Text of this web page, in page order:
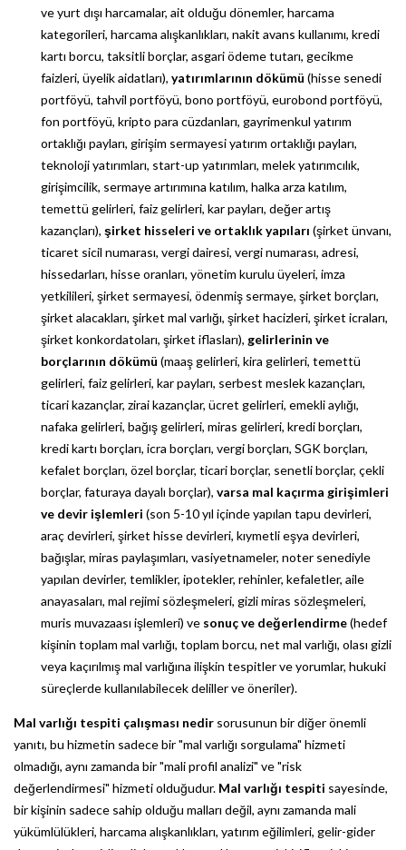
ve yurt dışı harcamalar, ait olduğu dönemler, harcama
kategorileri, harcama alışkanlıkları, nakit avans kullanımı, kredi
kartı borcu, taksitli borçlar, asgari ödeme tutarı, gecikme
faizleri, üyelik aidatları), yatırımlarının dökümü (hisse senedi
portföyü, tahvil portföyü, bono portföyü, eurobond portföyü,
fon portföyü, kripto para cüzdanları, gayrimenkul yatırım
ortaklığı payları, girişim sermayesi yatırım ortaklığı payları,
teknoloji yatırımları, start-up yatırımları, melek yatırımcılık,
girişimcilik, sermaye artırımına katılım, halka arza katılım,
temettü gelirleri, faiz gelirleri, kar payları, değer artış
kazançları), şirket hisseleri ve ortaklık yapıları (şirket ünvanı,
ticaret sicil numarası, vergi dairesi, vergi numarası, adresi,
hissedarları, hisse oranları, yönetim kurulu üyeleri, imza
yetkilileri, şirket sermayesi, ödenmiş sermaye, şirket borçları,
şirket alacakları, şirket mal varlığı, şirket hacizleri, şirket icraları,
şirket konkordatoları, şirket iflasları), gelirlerinin ve
borçlarının dökümü (maaş gelirleri, kira gelirleri, temettü
gelirleri, faiz gelirleri, kar payları, serbest meslek kazançları,
ticari kazançlar, zirai kazançlar, ücret gelirleri, emekli aylığı,
nafaka gelirleri, bağış gelirleri, miras gelirleri, kredi borçları,
kredi kartı borçları, icra borçları, vergi borçları, SGK borçları,
kefalet borçları, özel borçlar, ticari borçlar, senetli borçlar, çekli
borçlar, faturaya dayalı borçlar), varsa mal kaçırma girişimleri
ve devir işlemleri (son 5-10 yıl içinde yapılan tapu devirleri,
araç devirleri, şirket hisse devirleri, kıymetli eşya devirleri,
bağışlar, miras paylaşımları, vasiyetnameler, noter senediyle
yapılan devirler, temlikler, ipotekler, rehinler, kefaletler, aile
anayasaları, mal rejimi sözleşmeleri, gizli miras sözleşmeleri,
muris muvazaası işlemleri) ve sonuç ve değerlendirme(hedef
kişinin toplam mal varlığı, toplam borcu, net mal varlığı, olası gizli
veya kaçırılmış mal varlığına ilişkin tespitler ve yorumlar, hukuki
süreçlerde kullanılabilecek deliller ve öneriler).
Mal varlığı tespiti çalışması nedir sorusunun bir diğer önemli
yanıtı, bu hizmetin sadece bir "mal varlığı sorgulama" hizmeti
olmadığı, aynı zamanda bir "mali profil analizi" ve "risk
değerlendirmesi" hizmeti olduğudur. Mal varlığı tespiti sayesinde,
bir kişinin sadece sahip olduğu malları değil, aynı zamanda mali
yükümlülükleri, harcama alışkanlıkları, yatırım eğilimleri, gelir-gider